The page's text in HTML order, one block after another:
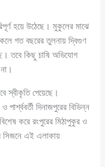
হয়ে উঠেছে। মুকুলের মাঝে
গত বছরের তুলনায় দ্বিগুণ
তবে কিছু চাষি অভিযোগ
স্বীকৃতি পেয়েছে।
দিনাজপুরের বিভিন্ন
করে রংপুরের মিঠাপুকুর ও
সিজনে এই এলাকায়